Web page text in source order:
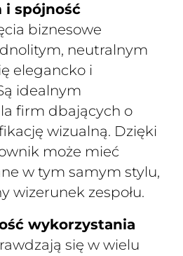
i spójność
biznesowe
neutralnym
elegancko i
idealnym
firm dbających o
wizualną. Dzięki
może mieć
w tym samym stylu,
wizerunek zespołu.
wykorzystania
się w wielu